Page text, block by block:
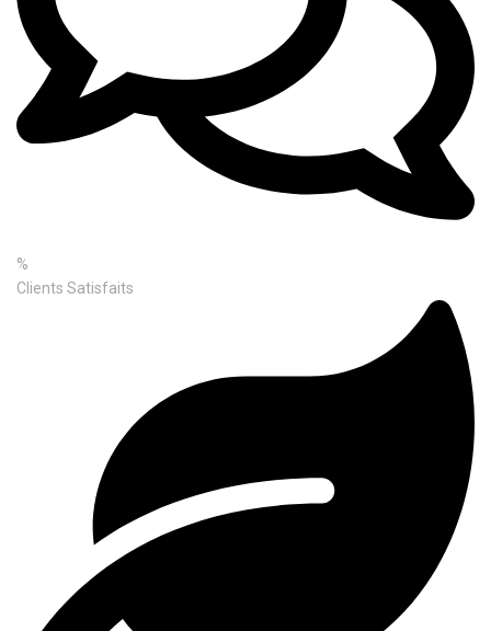
%
Clients Satisfaits